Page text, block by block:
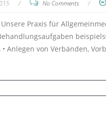
/ No Comments /
Praxis für
• Anlegen von Verbänden,